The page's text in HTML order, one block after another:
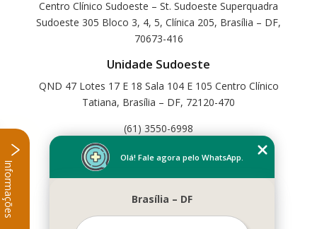
Centro Clínico Sudoeste – St. Sudoeste Superquadra
Sudoeste 305 Bloco 3, 4, 5, Clínica 205, Brasília – DF,
70673-416
Unidade Sudoeste
QND 47 Lotes 17 E 18 Sala 104 E 105 Centro Clínico
Tatiana, Brasília – DF, 72120-470
(61) 3550-6998
Home
Serviços
Contato
Olá! Fale agora pelo WhatsApp.
Brasília – DF
Informações